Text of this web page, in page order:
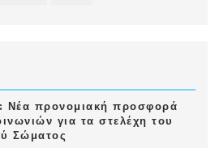
Νέα προνομιακή προσφορά
για τα στελέχη του
Σώματος